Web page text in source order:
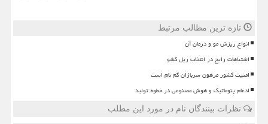
تازه ترین مطالب مرتبط
انواع ریزش مو و درمان آن
اشتباهات رایج در انتخاب ریل کشو
امنیت کشور مرهون سربازان گم نام است
ادغام پنوماتیک و هوش مصنوعی در خطوط تولید
نظرات بینندگان نام در مورد این مطلب